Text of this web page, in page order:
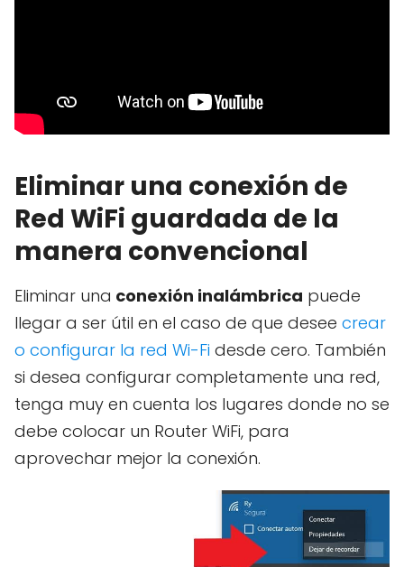
Eliminar una conexión de
Red WiFi guardada de la
manera convencional
Eliminar una conexión inalámbrica puede
llegar a ser útil en el caso de que desee crear
o configurar la red Wi-Fi desde cero. También
si desea configurar completamente una red,
tenga muy en cuenta los lugares donde no se
debe colocar un Router WiFi, para
aprovechar mejor la conexión.